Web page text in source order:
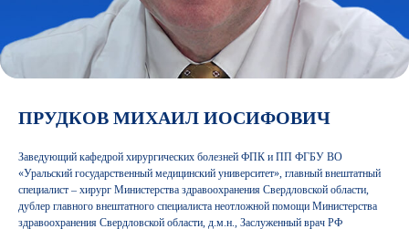
ПРУДКОВ МИХАИЛ ИОСИФОВИЧ
Заведующий кафедрой хирургических болезней ФПК и ПП ФГБУ ВО
«Уральский государственный медицинский университет», главный внештатный
специалист – хирург Министерства здравоохранения Свердловской области,
дублер главного внештатного специалиста неотложной помощи Министерства
здравоохранения Свердловской области, д.м.н., Заслуженный врач РФ